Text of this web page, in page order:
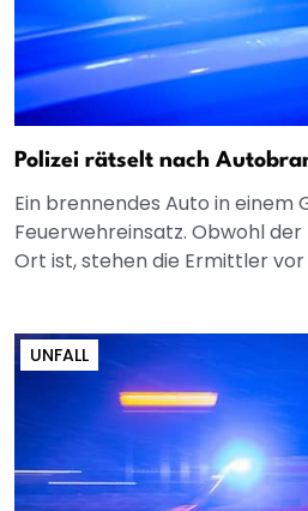
Polizei rätselt nach
Ein brennendes Auto in einem
Feuerwehreinsatz. Obwohl
Ort ist, stehen die Ermittler vor
UNFALL